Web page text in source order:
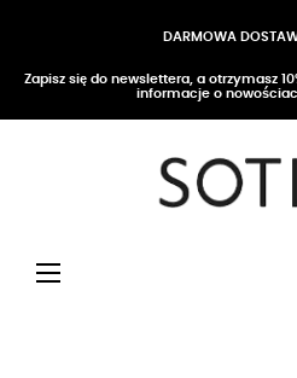
DARMOWA
Zapisz się do newslettera, a otrzymasz
informacje o
Przełącz nawigację
☰